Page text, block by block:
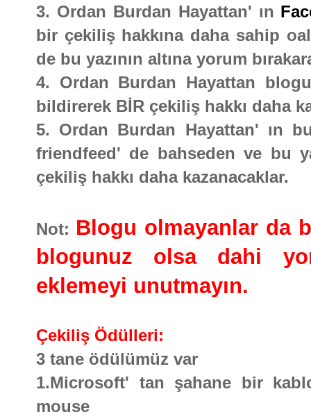
3. Ordan Burdan Hayattan' ın
bir çekiliş hakkına daha sahip
de bu yazının altına yorum
4. Ordan Burdan Hayattan
bildirerek BİR çekiliş hakkı daha
5. Ordan Burdan Hayattan' ın
friendfeed' de bahseden ve bu
çekiliş hakkı daha kazanacaklar.
Not: Blogu olmayanlar da
blogunuz olsa dahi
eklemeyi unutmayın.
Çekiliş Ödülleri:
3 tane ödülümüz var
1.Microsoft' tan şahane bir
mouse